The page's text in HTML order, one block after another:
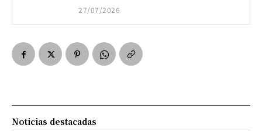
27/07/2026
Noticias destacadas